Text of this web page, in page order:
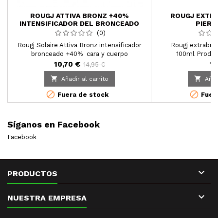
ROUGJ ATTIVA BRONZ +40%
INTENSIFICADOR DEL BRONCEADO
100ML
(0)
Rougj Solaire Attiva Bronz intensificador
bronceado +40% cara y cuerpo
Descripción: "Crema cosmética anti-edad
para rostro y cuerpo, con protección
natural y alta hidratación, estudiada
específicamente para acelerar el
bronceado.
10,70 € 14,95 €

Añadir al carrito
 Fuera de stock
ROUGJ
Rougj
100ml
crema específica
para preparar la
color


Síganos en Facebook
Facebook
PRODUCTOS 
NUESTRA EMPRESA 